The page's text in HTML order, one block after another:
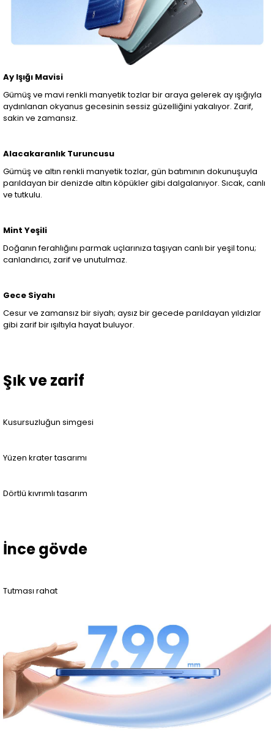
Ay Işığı Mavisi
Gümüş ve mavi renkli manyetik tozlar bir araya gelerek ay ışığıyla
aydınlanan okyanus gecesinin sessiz güzelliğini yakalıyor. Zarif,
sakin ve zamansız.
Alacakaranlık Turuncusu
Gümüş ve altın renkli manyetik tozlar, gün batımının dokunuşuyla
parıldayan bir denizde altın köpükler gibi dalgalanıyor. Sıcak, canlı
ve tutkulu.
Mint Yeşili
Doğanın ferahlığını parmak uçlarınıza taşıyan canlı bir yeşil tonu;
canlandırıcı, zarif ve unutulmaz.
Gece Siyahı
Cesur ve zamansız bir siyah; aysız bir gecede parıldayan yıldızlar
gibi zarif bir ışıltıyla hayat buluyor.
Şık ve zarif
Kusursuzluğun simgesi
Yüzen krater tasarımı
Dörtlü kıvrımlı tasarım
İnce gövde
Tutması rahat